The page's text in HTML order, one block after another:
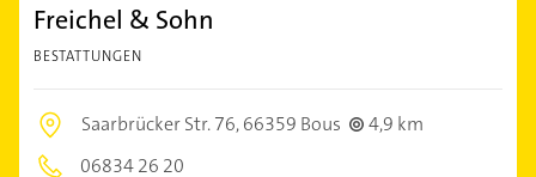
Freichel & Sohn
BESTATTUNGEN
Saarbrücker Str. 76,66359 Bous
4,9 km
06834 26 20